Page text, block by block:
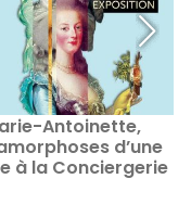
Antoinette,
d’une
à la Conciergerie